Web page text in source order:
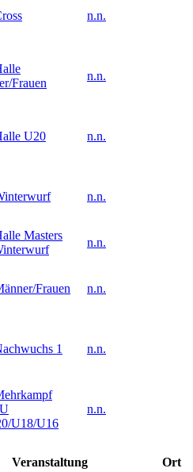
n.n.
Frauen
n.n.
U20 n.n.
n.n.
Masters
n.n.
Frauen n.n.
1 n.n.
U18/U16
n.n.
Veranstaltung
Ort